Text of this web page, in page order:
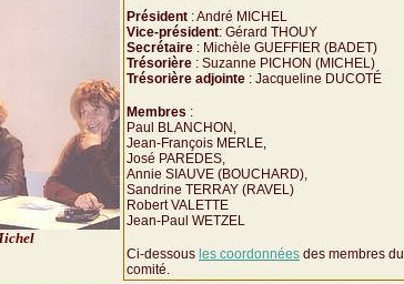
Président : André MICHEL
Vice-président: Gérard THOUY
Secrétaire : Michèle GUEFFIER (BADET)
Trésorière : Suzanne PICHON (MICHEL)
Trésorière adjointe : Jacqueline DUCOTÉ
Membres :
Paul BLANCHON,
Jean-François MERLE,
José PAREDES,
Annie SIAUVE (BOUCHARD),
Sandrine TERRAY (RAVEL)
Robert VALETTE
Jean-Paul WETZEL
Ci-dessous les coordonnées des membres du
comité.